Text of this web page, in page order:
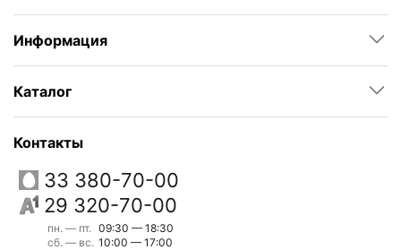
Информация
Каталог
Контакты
33 380-70-00
29 320-70-00
пн. — пт.
сб. — вс.
09:30 — 18:30
10:00 — 17:00